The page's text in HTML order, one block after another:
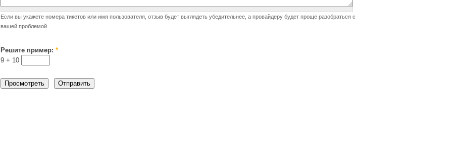
Если вы укажете номера тикетов или имя пользователя, отзыв будет выглядеть убедительнее, а провайдеру будет проще разобраться с
вашей проблемой
Решите пример: *
9 + 10